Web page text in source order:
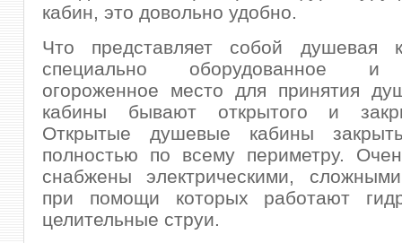
кабин, это довольно удобно.
Что представляет собой душевая
специально оборудованное и
огороженное место для принятия
кабины бывают открытого и
Открытые душевые кабины
полностью по всему периметру.
снабжены электрическими,
при помощи которых работают
целительные струи.